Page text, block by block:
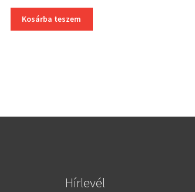
Kosárba teszem
Hírlevél